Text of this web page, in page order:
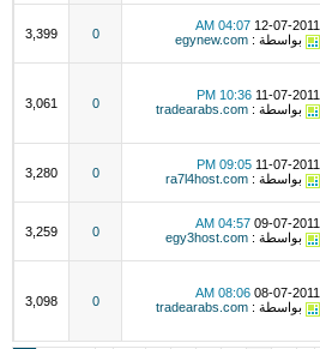
12-07-2011
04:07 AM
بواسطة : egynew.com
0
3,399
11-07-2011
10:36 PM
بواسطة : tradearabs.com
0
3,061
11-07-2011
09:05 PM
بواسطة : ra7l4host.com
0
3,280
09-07-2011
04:57 AM
بواسطة : egy3host.com
0
3,259
08-07-2011
08:06 AM
بواسطة : tradearabs.com
0
3,098